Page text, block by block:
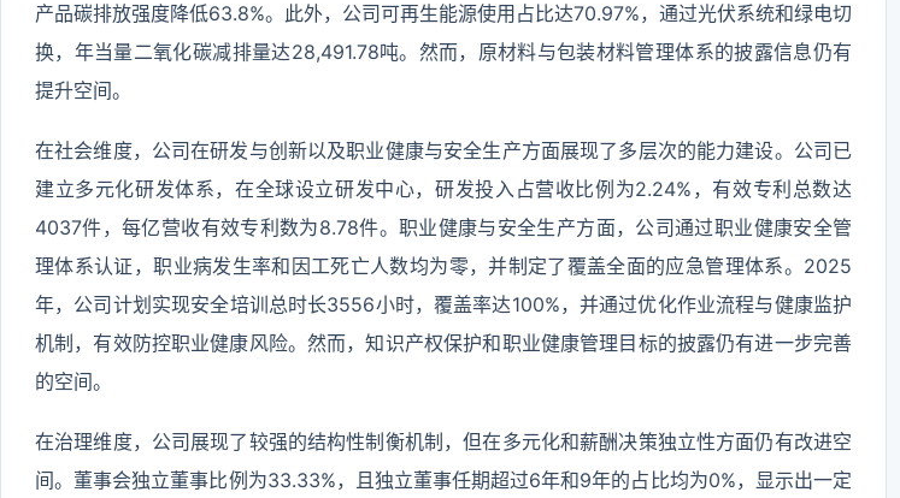
产品碳排放强度降低63.8%。此外，公司可再生能源使用占比达70.97%，通过光伏系统和绿电切
换，年当量二氧化碳减排量达28,491.78吨。然而，原材料与包装材料管理体系的披露信息仍有
提升空间。
在社会维度，公司在研发与创新以及职业健康与安全生产方面展现了多层次的能力建设。公司已
建立多元化研发体系，在全球设立研发中心，研发投入占营收比例为2.24%，有效专利总数达
4037件，每亿营收有效专利数为8.78件。职业健康与安全生产方面，公司通过职业健康安全管
理体系认证，职业病发生率和因工死亡人数均为零，并制定了覆盖全面的应急管理体系。2025
年，公司计划实现安全培训总时长3556小时，覆盖率达100%，并通过优化作业流程与健康监护
机制，有效防控职业健康风险。然而，知识产权保护和职业健康管理目标的披露仍有进一步完善
的空间。
在治理维度，公司展现了较强的结构性制衡机制，但在多元化和薪酬决策独立性方面仍有改进空
间。董事会独立董事比例为33.33%，且独立董事任期超过6年和9年的占比均为0%，显示出一定